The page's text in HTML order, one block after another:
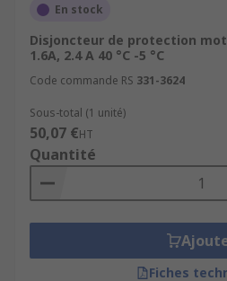
En stock
Disjoncteur de protection
1.6A, 2.4 A 40 °C -5 °C
Code commande RS 331-3624
Sous-total (1 unité)
50,07 €HT
Quantité
Fiches